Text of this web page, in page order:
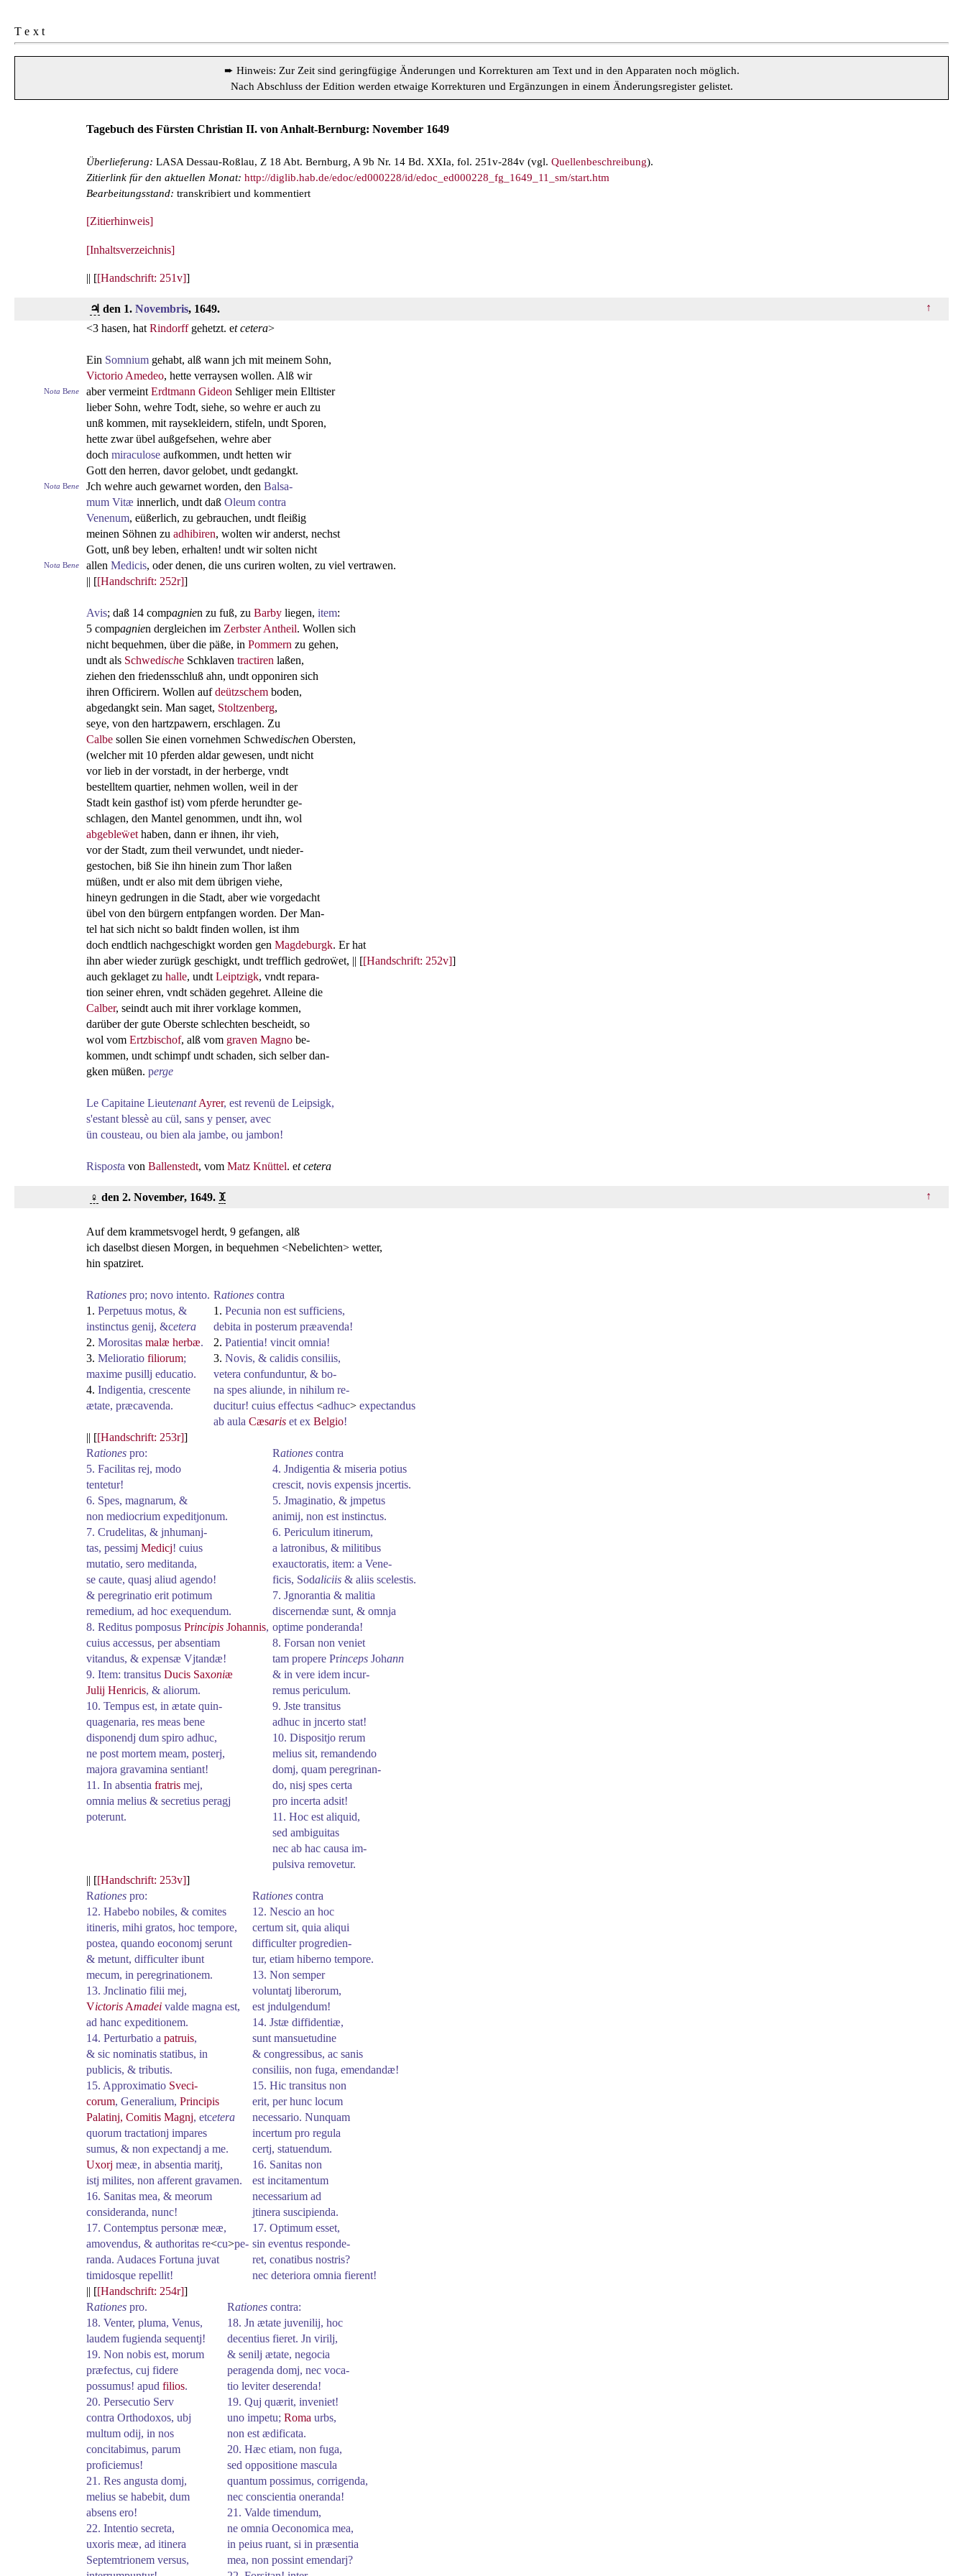
Text
➨ Hinweis: Zur Zeit sind geringfügige Änderungen und Korrekturen am Text und in den Apparaten noch möglich.
Nach Abschluss der Edition werden etwaige Korrekturen und Ergänzungen in einem Änderungsregister gelistet.
Tagebuch des Fürsten Christian II. von Anhalt-Bernburg: November 1649
Überlieferung: LASA Dessau-Roßlau, Z 18 Abt. Bernburg, A 9b Nr. 14 Bd. XXIa, fol. 251v-284v (vgl. Quellenbeschreibung).
Zitierlink für den aktuellen Monat: http://diglib.hab.de/edoc/ed000228/id/edoc_ed000228_fg_1649_11_sm/start.htm
Bearbeitungsstand: transkribiert und kommentiert
[Zitierhinweis]
[Inhaltsverzeichnis]
|| [[Handschrift: 251v]]
♃ den 1. Novembris, 1649.
↑
<3 hasen, hat Rindorffgehetzt. et cetera>
Ein Somnium gehabt, alß wann jch mit meinem Sohn,
Victorio Amedeo, hette verraysen wollen. Alß wir
Nota Bene aber vermeint Erdtmann Gideon Sehliger mein Elltister
lieber Sohn, wehre Todt, siehe, so wehre er auch zu
unß kommen, mit raysekleidern, stifeln, undt Sporen,
hette zwar übel außgefsehen, wehre aber
doch miraculose aufkommen, undt hetten wir
Gott den herren, davor gelobet, undt gedangkt.
Nota Bene Jch wehre auch gewarnet worden, den Balsa-
mum Vitæ innerlich, undt daß Oleum contra
Venenum, eüßerlich, zu gebrauchen, undt fleißig
meinen Söhnen zu adhibiren, wolten wir anderst, nechst
Gott, unß bey leben, erhalten! undt wir solten nicht
Nota Bene allen Medicis, oder denen, die uns curiren wolten, zu viel vertrawen.
|| [[Handschrift: 252r]]
Avis; daß 14 compagnien zu fuß, zu Barby liegen, item:
5 compagnien dergleichen im Zerbster Antheil. Wollen sich
nicht bequehmen, über die päße, in Pommern zu gehen,
undt als Schwedische Schklaven tractiren laßen,
ziehen den friedensschluß ahn, undt opponiren sich
ihren Officirern. Wollen aufdeützschem boden,
abgedangkt sein. Man saget, Stoltzenberg,
seye, von den hartzpawern, erschlagen. Zu
Calbe sollen Sie einen vornehmen Schwedischen Obersten,
(welcher mit 10 pferden aldar gewesen, undt nicht
vor lieb in der vorstadt, in der herberge, vndt
bestelltem quartier, nehmen wollen, weil in der
Stadt kein gasthof ist) vom pferde herundter ge-
schlagen, den Mantel genommen, undt ihn, wol
abgebleẅet haben, dann er ihnen, ihr vieh,
vor der Stadt, zum theil verwundet, undt nieder-
gestochen, biß Sie ihn hinein zum Thor laßen
müßen, undt er also mit dem übrigen viehe,
hineyn gedrungen in die Stadt, aber wie vorgedacht
übel von den bürgern entpfangen worden. Der Man-
tel hat sich nicht so baldt finden wollen, ist ihm
doch endtlich nachgeschigkt worden gen Magdeburgk. Er hat
ihn aber wieder zurügk geschigkt, undt trefflich gedroẅet, || [[Handschrift: 252v]]
auch geklaget zu halle, undt Leiptzigk, vndt repara-
tion seiner ehren, vndt schäden gegehret. Alleine die
Calber, seindt auch mit ihrer vorklage kommen,
darüber der gute Oberste schlechten bescheidt, so
wol vom Ertzbischof, alß vom graven Magno be-
kommen, undt schimpf undt schaden, sich selber dan-
gken müßen. perge
Le Capitaine Lieutenant Ayrer, est revenü de Leipsigk,
s'estant blessè au cül, sans y penser, avec
ün cousteau, ou bien ala jambe, ou jambon!
Risposta von Ballenstedt, vom Matz Knüttel. et cetera
♀ den 2. November, 1649. ꘉ ↑
Auf dem krammetsvogel herdt, 9 gefangen, alß
ich daselbst diesen Morgen, in bequehmen <Nebelichten> wetter,
hin spatziret.
Rationes pro; novo intento.
1. Perpetuus motus, &
instinctus genij, &cetera
2. Morositas malæ herbæ.
3. Melioratio filiorum;
maxime pusillj educatio.
4. Indigentia, crescente
ætate, præcavenda.
Rationes contra
1. Pecunia non est sufficiens,
debita in posterum præavenda!
2. Patientia! vincit omnia!
3. Novis, & calidis consiliis,
vetera confunduntur, & bo-
na spes aliunde, in nihilum re-
ducitur! cuius effectus <adhuc> expectandus
ab aula Cæsaris et ex Belgio!
|| [[Handschrift: 253r]]
Rationes pro:
5. Facilitas rej, modo
tentetur!
6. Spes, magnarum, &
non mediocrium expeditjonum.
7. Crudelitas, & jnhumanj-
tas, pessimj Medicj! cuius
mutatio, sero meditanda,
se caute, quasj aliud agendo!
& peregrinatio erit potimum
remedium, ad hoc exequendum.
8. Reditus pomposus Principis Johannis,
cuius accessus, per absentiam
vitandus, & expensæ Vjtandæ!
9. Item: transitus Ducis Saxoniæ
Julij Henricis, & aliorum.
10. Tempus est, in ætate quin-
quagenaria, res meas bene
disponendj dum spiro adhuc,
ne post mortem meam, posterj,
majora gravamina sentiant!
11. In absentia fratris mej,
omnia melius & secretius peragj
poterunt.
Rationes contra
4. Jndigentia & miseria potius
crescit, novis expensis jncertis.
5. Jmaginatio, & jmpetus
animij, non est instinctus.
6. Periculum itinerum,
a latronibus, & militibus
exauctoratis, item: a Vene-
ficis, Sodaliciis & aliis scelestis.
7. Jgnorantia & malitia
discernendæ sunt, & omnja
optime ponderanda!
8. Forsan non veniet
tam propere Princeps Johann
& in vere idem incur-
remus periculum.
9. Jste transitus
adhuc in jncerto stat!
10. Dispositjo rerum
melius sit, remandendo
domj, quam peregrinan-
do, nisj spes certa
pro incerta adsit!
11. Hoc est aliquid,
sed ambiguitas
nec ab hac causa im-
pulsiva removetur.
|| [[Handschrift: 253v]]
Rationes pro:
12. Habebo nobiles, & comites
itineris, mihi gratos, hoc tempore,
postea, quando eoconomj serunt
& metunt, difficulter ibunt
mecum, in peregrinationem.
13. Jnclinatio filii mej,
Victoris Amadei valde magna est,
ad hanc expeditionem.
14. Perturbatio a patruis,
& sic nominatis statibus, in
publicis, & tributis.
15. Approximatio Sveci-
corum, Generalium, Principis
Palatinj, Comitis Magnj, etcetera
quorum tractationj impares
sumus, & non expectandj a me.
Uxorj meæ, in absentia maritj,
istj milites, non afferent gravamen.
16. Sanitas mea, & meorum
consideranda, nunc!
17. Contemptus personæ meæ,
amovendus, & authoritas re<cu>pe-
randa. Audaces Fortuna juvat
timidosque repellit!
Rationes contra
12. Nescio an hoc
certum sit, quia aliqui
difficulterprogredien-
tur, etiam hiberno tempore.
13. Non semper
voluntatj liberorum,
est jndulgendum!
14. Jstæ diffidentiæ,
sunt mansuetudine
& congressibus, ac sanis
consiliis, non fuga, emendandæ!
15. Hic transitus non
erit, per hunc locum
necessario. Nunquam
incertum pro regula
certj, statuendum.
16. Sanitas non
est incitamentum
necessarium ad
jtinera suscipienda.
17. Optimum esset,
sin eventus responde-
ret, conatibus nostris?
nec deteriora omnia fierent!
|| [[Handschrift: 254r]]
Rationes pro. Rationes contra:
18. Venter, pluma, Venus,
laudem fugienda sequentj!
19. Non nobis est, morum
præfectus, cuj fidere
possumus! apud filios.
20. Persecutio Serv
contra Orthodoxos, ubj
multum odij, in nos
concitabimus, parum
proficiemus!
21. Res angusta domj,
melius se habebit, dum
absens ero!
22. Intentio secreta,
uxoris meæ, ad itinera
Septemtrionem versus,
18. Jn ætate juvenilij, hoc
decentius fieret. Jn virilj,
& senilj ætate, negocia
peragenda domj, nec voca-
tio leviter deserenda!
19. Quj quærit, inveniet!
uno impetu; Roma urbs,
non est ædificata.
20. Hæc etiam, non fuga,
sed oppositione mascula
quantum possimus, corrigenda,
nec conscientia oneranda!
21. Valde timendum,
ne omnia Oeconomica mea,
in peius ruant, si in præsentia
mea, non possint emendarj?